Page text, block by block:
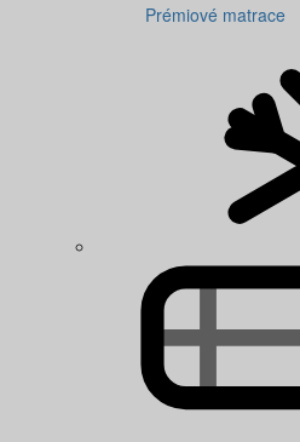
Prémiové matrace